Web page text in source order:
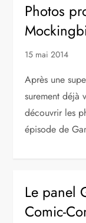
Photos
15 mai 2014
Après une
surement déjà
découvrir les
épisode de
Le panel
Comic-